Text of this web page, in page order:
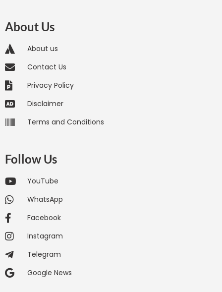
About Us
About us
Contact Us
Privacy Policy
Disclaimer
Terms and Conditions
Follow Us
YouTube
WhatsApp
Facebook
Instagram
Telegram
Google News